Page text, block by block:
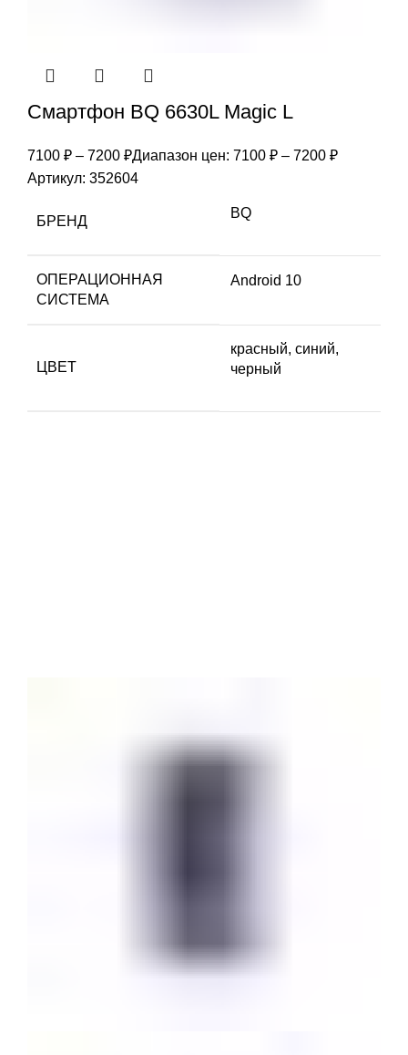
Смартфон BQ 6630L Magic L
7100 ₽ – 7200 ₽Диапазон цен: 7100 ₽ – 7200 ₽
Артикул: 352604
БРЕНД
BQ
ОПЕРАЦИОННАЯ
СИСТЕМА
Android 10
ЦВЕТ
красный, синий,
черный